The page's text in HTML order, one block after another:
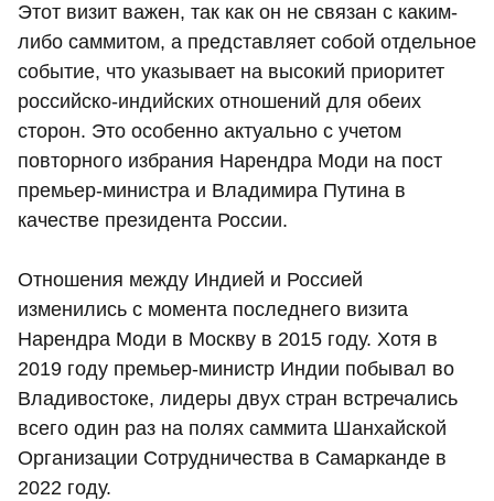
Этот визит важен, так как он не связан с каким-
либо саммитом, а представляет собой отдельное
событие, что указывает на высокий приоритет
российско-индийских отношений для обеих
сторон. Это особенно актуально с учетом
повторного избрания Нарендра Моди на пост
премьер-министра и Владимира Путина в
качестве президента России.
Отношения между Индией и Россией
изменились с момента последнего визита
Нарендра Моди в Москву в 2015 году. Хотя в
2019 году премьер-министр Индии побывал во
Владивостоке, лидеры двух стран встречались
всего один раз на полях саммита Шанхайской
Организации Сотрудничества в Самарканде в
2022 году.